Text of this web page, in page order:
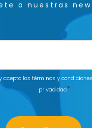
a nuestras
acepto los términos y condiciones
privacidad*